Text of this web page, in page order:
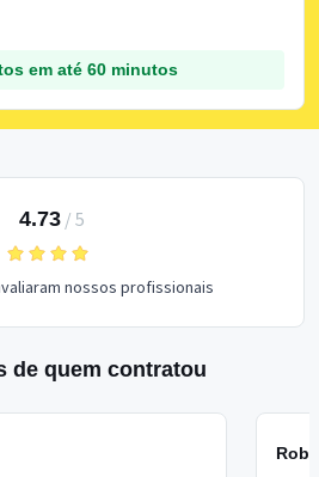
em até 60 minutos
4.73/ 5
nossos profissionais
de quem contratou